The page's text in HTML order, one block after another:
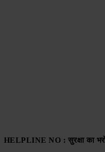
HELPLINE NO : सुरक्षा का